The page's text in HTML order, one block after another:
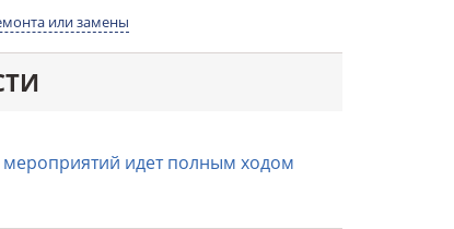
или замены
идет полным ходом